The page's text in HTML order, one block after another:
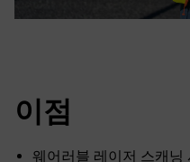
이점
웨어러블 레이저 스캐닝